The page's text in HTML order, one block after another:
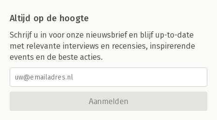
Altijd op de hoogte
Schrijf u in voor onze nieuwsbrief en blijf up-to-date
met relevante interviews en recensies, inspirerende
events en de beste acties.
Aanmelden